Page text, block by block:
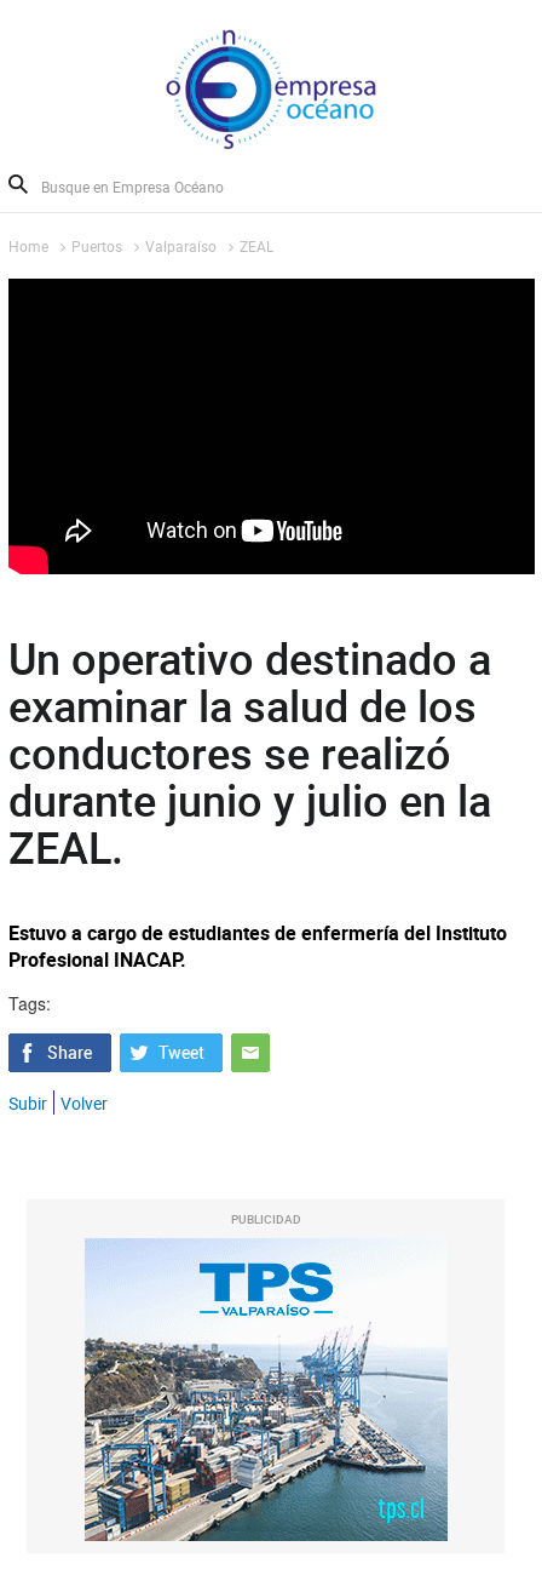
Home Puertos Valparaíso ZEAL
Un operativo destinado a
examinar la salud de los
conductores se realizó
durante junio y julio en la
ZEAL.
Estuvo a cargo de estudiantes de enfermería del Instituto
Profesional INACAP.
Tags:
Subir Volver
PUBLICIDAD